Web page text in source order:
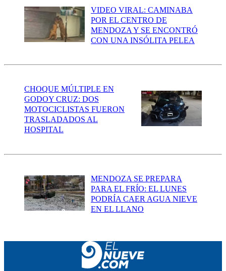
VIDEO VIRAL: CAMINABA
POR EL CENTRO DE
MENDOZA Y SE ENCONTRÓ
CON UNA INSÓLITA PELEA
CHOQUE MÚLTIPLE EN
GODOY CRUZ: DOS
MOTOCICLISTAS FUERON
TRASLADADOS AL
HOSPITAL
MENDOZA SE PREPARA
PARA EL FRÍO: EL LUNES
PODRÍA CAER AGUA NIEVE
EN EL LLANO